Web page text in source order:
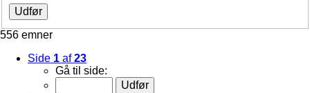
556 emner
Side 1 af23
Gå til side: